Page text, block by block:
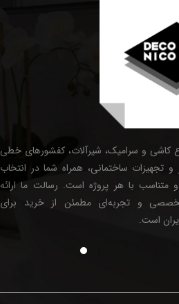
کاشی و سرامیک، شیرآلات، کفشورهای خطی
و تجهیزات ساختمانی، همراه شما در انتخاب
متناسب با هر پروژه است. رسالت ما ارائه
و تجربه‌ای مطمئن از خرید برای
است.